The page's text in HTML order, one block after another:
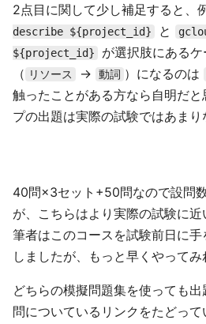
2点目に関して少し補足すると、
describe ${project_id}
と
${project_id}
が選択肢にある
（ リソース → 動詞 ）になるのは
触ったことがある方なら自明だ
プの出題は実際の試験ではあまり
40問×3セット+50問なので設問
が、こちらはより実際の試験に近
筆者はこのコースを試験前日に
しましたが、もっと早くやってみ
どちらの模擬問題集を使っても
問についているリンクをたどっ